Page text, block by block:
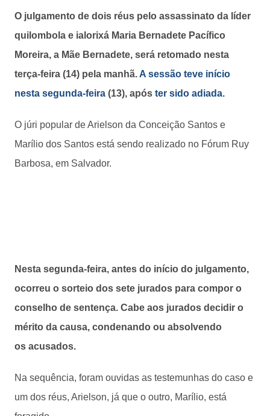
O julgamento de dois réus pelo assassinato da líder
quilombola e ialorixá Maria Bernadete Pacífico
Moreira, a Mãe Bernadete, será retomado nesta
terça-feira (14) pela manhã. A sessão teve início
nesta segunda-feira (13), após ter sido adiada.
O júri popular de Arielson da Conceição Santos e
Marílio dos Santos está sendo realizado no Fórum Ruy
Barbosa, em Salvador.
Nesta segunda-feira, antes do início do julgamento,
ocorreu o sorteio dos sete jurados para compor o
conselho de sentença. Cabe aos jurados decidir o
mérito da causa, condenando ou absolvendo
os acusados.
Na sequência, foram ouvidas as testemunhas do caso e
um dos réus, Arielson, já que o outro, Marílio, está